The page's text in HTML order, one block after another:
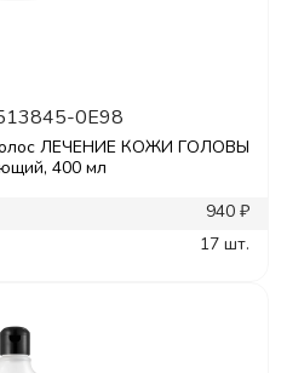
0E98
ЛЕЧЕНИЕ КОЖИ ГОЛОВЫ
400 мл
940 ₽
17 шт.